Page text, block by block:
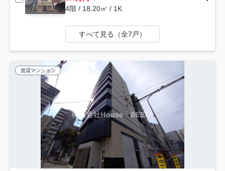
4階 / 18.20㎡ / 1K
すべて見る（全7戸）
賃貸マンション